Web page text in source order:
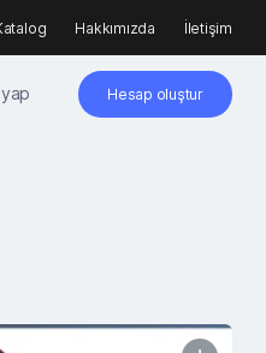
Hakkımızda İletişim
Hesap oluştur